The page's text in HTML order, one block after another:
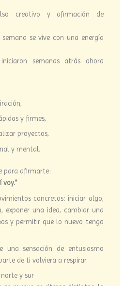
creativo y afirmación de
se vive con una energía
semanas atrás ahora
y firmes,
proyectos,
y mental.
para afirmarte:
voy.”
concretos: iniciar algo,
exponer una idea, cambiar una
y permitir que lo nuevo tenga
una sensación de entusiasmo
de ti volviera a respirar.
y sur